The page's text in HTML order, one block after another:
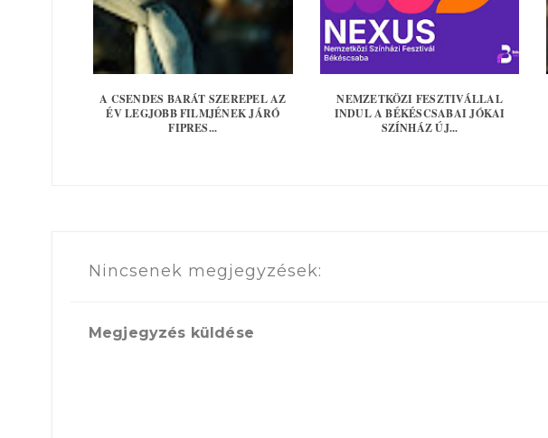
A CSENDES BARÁT SZEREPEL AZ
ÉV LEGJOBB FILMJÉNEK JÁRÓ
FIPRES...
NEMZETKÖZI FESZTIVÁLLAL
INDUL A BÉKÉSCSABAI JÓKAI
SZÍNHÁZ ÚJ...
Nincsenek megjegyzések:
Megjegyzés küldése